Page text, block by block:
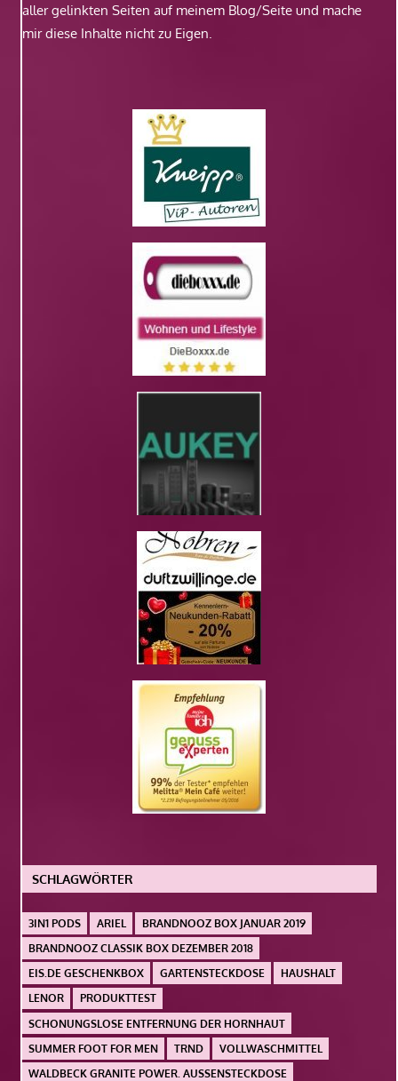
aller gelinkten Seiten auf meinem Blog/Seite und mache
mir diese Inhalte nicht zu Eigen.
SCHLAGWÖRTER
3IN1 PODS ARIEL
BRANDNOOZ BOX JANUAR 2019
BRANDNOOZ CLASSIK BOX DEZEMBER 2018
EIS.DE GESCHENKBOX
GARTENSTECKDOSE
HAUSHALT
LENOR
PRODUKTTEST
SCHONUNGSLOSE ENTFERNUNG DER HORNHAUT
SUMMER FOOT FOR MEN
TRND
VOLLWASCHMITTEL
WALDBECK GRANITE POWER. AUSSENSTECKDOSE